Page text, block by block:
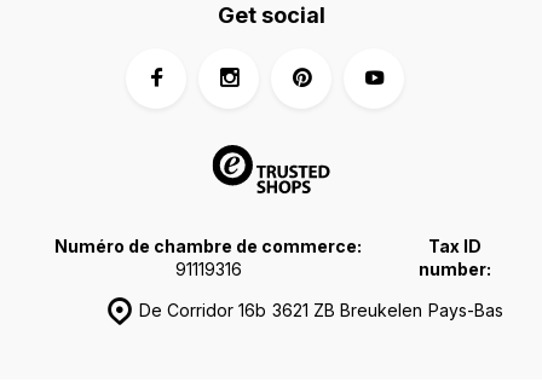
De Corridor 16b 3621 ZB Breukelen Pays-Bas
Numéro de chambre de commerce:
91119316
Tax ID
number:
Get social